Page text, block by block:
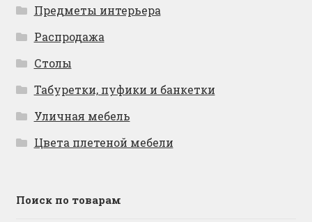
Предметы интерьера
Распродажа
Столы
Табуретки, пуфики и банкетки
Уличная мебель
Цвета плетеной мебели
Поиск по товарам